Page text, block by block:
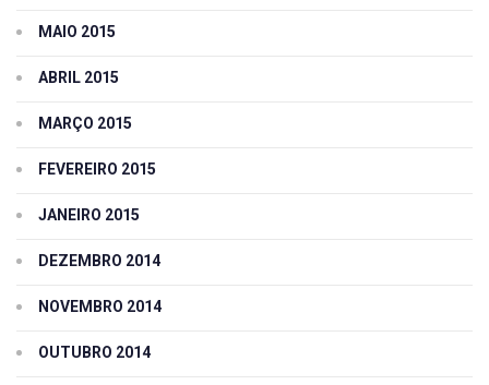
MAIO 2015
ABRIL 2015
MARÇO 2015
FEVEREIRO 2015
JANEIRO 2015
DEZEMBRO 2014
NOVEMBRO 2014
OUTUBRO 2014